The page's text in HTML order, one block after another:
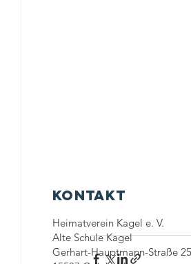
Kontakt
Heimatverein Kagel e. V.
Alte Schule Kagel
Gerhart-Hauptmann-Straße 25